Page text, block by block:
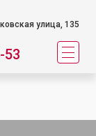
улица, 135
53